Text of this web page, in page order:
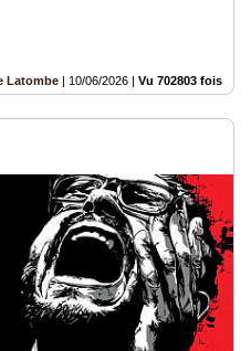
Latombe | 10/06/2026 | Vu 702803 fois